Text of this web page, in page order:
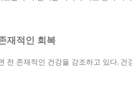
재적인 회복
전 존재적인 건강을 강조하고 있다. 건